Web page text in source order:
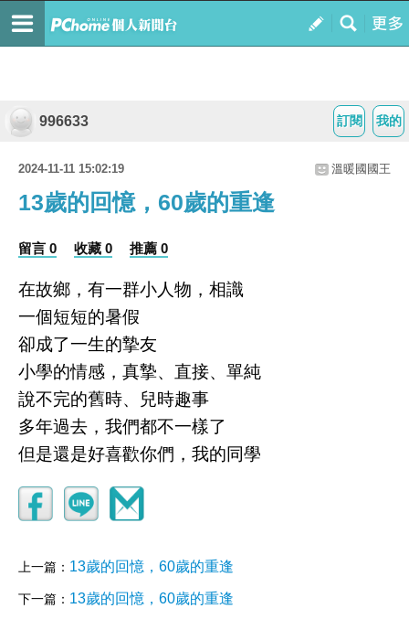
我的
訂閱
996633
2024-11-11 15:02:19 溫暖國國王
13歲的回憶，60歲的重逢
留言 0 收藏 0 推薦 0
在故鄉，有一群小人物，相識
一個短短的暑假
卻成了一生的摯友
小學的情感，真摯、直接、單純
說不完的舊時、兒時趣事
多年過去，我們都不一樣了
但是還是好喜歡你們，我的同學
上一篇： 13歲的回憶，60歲的重逢
下一篇： 13歲的回憶，60歲的重逢